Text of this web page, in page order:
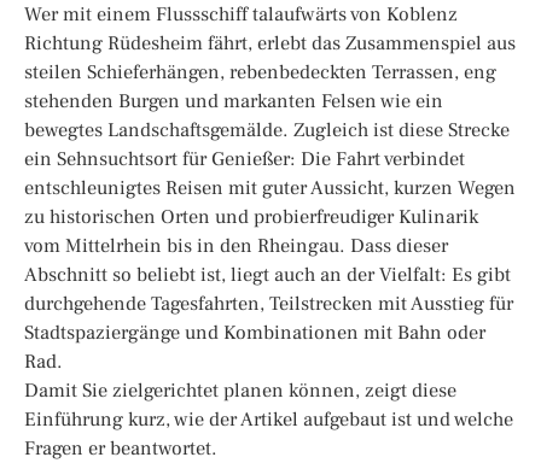
Wer mit einem Flussschiff talaufwärts von Koblenz
Richtung Rüdesheim fährt, erlebt das Zusammenspiel aus
steilen Schieferhängen, rebenbedeckten Terrassen, eng
stehenden Burgen und markanten Felsen wie ein
bewegtes Landschaftsgemälde. Zugleich ist diese Strecke
ein Sehnsuchtsort für Genießer: Die Fahrt verbindet
entschleunigtes Reisen mit guter Aussicht, kurzen Wegen
zu historischen Orten und probierfreudiger Kulinarik
vom Mittelrhein bis in den Rheingau. Dass dieser
Abschnitt so beliebt ist, liegt auch an der Vielfalt: Es gibt
durchgehende Tagesfahrten, Teilstrecken mit Ausstieg für
Stadtspaziergänge und Kombinationen mit Bahn oder
Rad.
Damit Sie zielgerichtet planen können, zeigt diese
Einführung kurz, wie der Artikel aufgebaut ist und welche
Fragen er beantwortet.